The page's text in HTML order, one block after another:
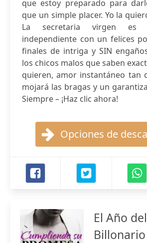
que estoy preparado para
que un simple placer. Yo la
La secretaria virgen es
independiente con un felices
finales de intriga y SIN
los chicos malos que saben
quieren, amor instantáneo tan
mojará las bragas y un
Siempre – ¡Haz clic ahora!
Opciones de
El Año del